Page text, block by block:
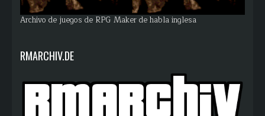
Archivo de juegos de RPG Maker de habla inglesa
RMARCHIV.DE